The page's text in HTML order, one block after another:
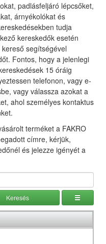
padlásfeljáró lépcsőket,
árnyékolókat és
tudja
kereskedők esetén
segítségével
Fontos, hogy a jelenlegi
15 óráig
telefonon, vagy e-
vagy válassza azokat a
ahol személyes kontaktus
terméket a FAKRO
címre, kérjük,
és jelezze igényét a